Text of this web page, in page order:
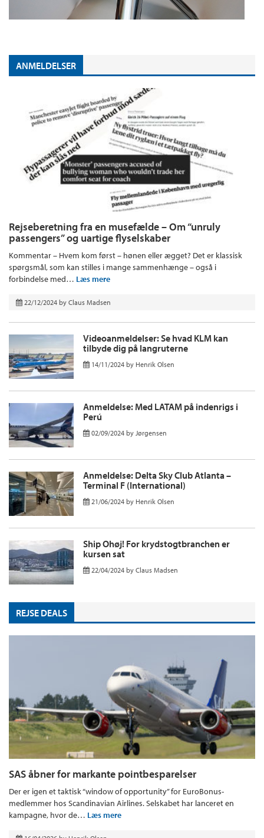
ANMELDELSER
Rejseberetning fra en musefælde – Om “unruly
passengers” og uartige flyselskaber
Kommentar – Hvem kom først – hønen eller ægget? Det er klassisk
spørgsmål, som kan stilles i mange sammenhænge – også i
forbindelse med… Læs mere
22/12/2024 by Claus Madsen
Videoanmeldelser: Se hvad KLM kan
tilbyde dig på langruterne
14/11/2024 by Henrik Olsen
Anmeldelse: Med LATAM på indenrigs i
Perú
02/09/2024 by Jørgensen
Anmeldelse: Delta Sky Club Atlanta –
Terminal F (International)
21/06/2024 by Henrik Olsen
Ship Ohøj! For krydstogtbranchen er
kursen sat
22/04/2024 by Claus Madsen
REJSE DEALS
SAS åbner for markante pointbesparelser
Der er igen et taktisk “window of opportunity” for EuroBonus-
medlemmer hos Scandinavian Airlines. Selskabet har lanceret en
kampagne, hvor de… Læs mere